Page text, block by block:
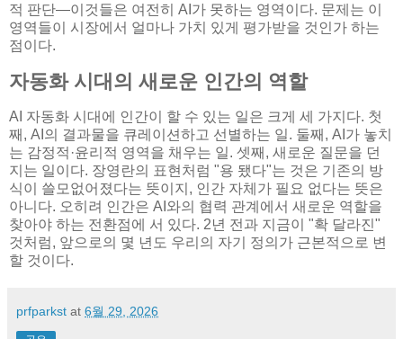
적 판단—이것들은 여전히 AI가 못하는 영역이다. 문제는 이
영역들이 시장에서 얼마나 가치 있게 평가받을 것인가 하는
점이다.
자동화 시대의 새로운 인간의 역할
AI 자동화 시대에 인간이 할 수 있는 일은 크게 세 가지다. 첫
째, AI의 결과물을 큐레이션하고 선별하는 일. 둘째, AI가 놓치
는 감정적·윤리적 영역을 채우는 일. 셋째, 새로운 질문을 던
지는 일이다. 장영란의 표현처럼 "용 됐다"는 것은 기존의 방
식이 쓸모없어졌다는 뜻이지, 인간 자체가 필요 없다는 뜻은
아니다. 오히려 인간은 AI와의 협력 관계에서 새로운 역할을
찾아야 하는 전환점에 서 있다. 2년 전과 지금이 "확 달라진"
것처럼, 앞으로의 몇 년도 우리의 자기 정의가 근본적으로 변
할 것이다.
prfparkst at 6월 29, 2026